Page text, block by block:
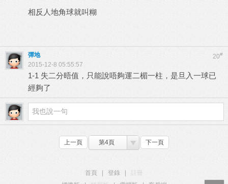
相反人地角球就叫糊
20#
彈地
2015-12-8 05:55:57
1-1 失二分晤值，只能說唔夠運二楣一柱，是旦入一球已
經夠了
上一頁 第4頁 下一頁
首頁 登錄